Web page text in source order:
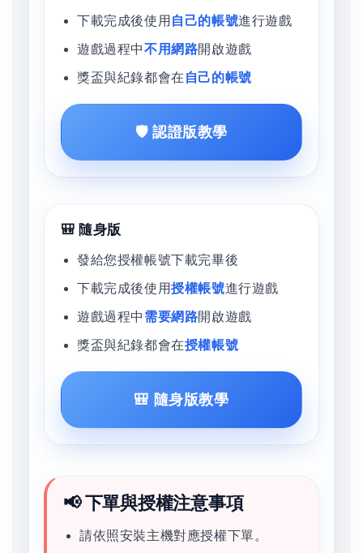
下載完成後使用 自己的帳號進行遊戲
遊戲過程中不用網路開啟遊戲
獎盃與紀錄都會在 自己的帳號
🛡️ 認證版教學
🎒 隨身版
發給您授權帳號下載完畢後
下載完成後使用授權帳號進行遊戲
遊戲過程中 需要網路開啟遊戲
獎盃與紀錄都會在授權帳號
🎒 隨身版教學
📢 下單與授權注意事項
請依照安裝主機對應授權下單。